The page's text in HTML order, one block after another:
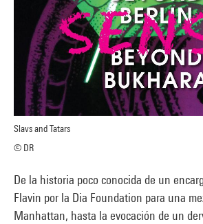
Slavs and Tatars
© DR
De la historia poco conocida de un
Flavin por la Dia Foundation para una
Manhattan, hasta la evocación de un